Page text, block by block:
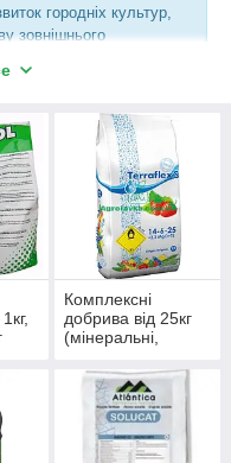
городніх культур,
зовнішнього
Комплексні
добрива від 25кг
(мінеральні,